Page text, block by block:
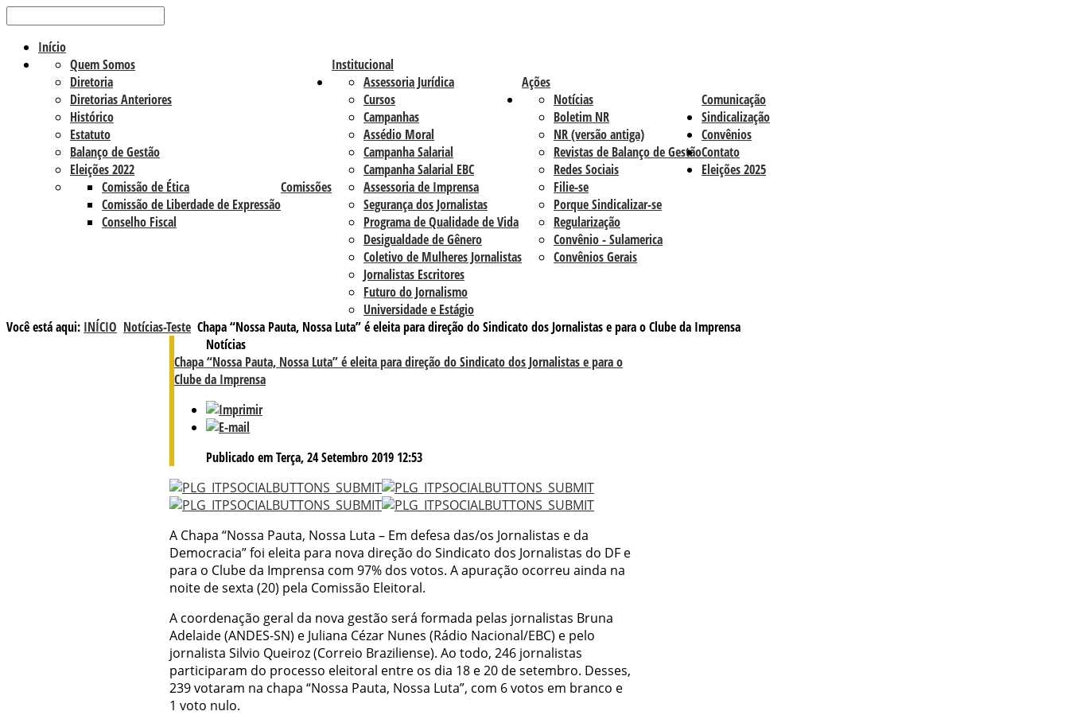
Início
Institucional
Quem Somos
Diretoria
Diretorias Anteriores
Histórico
Estatuto
Balanço de Gestão
Eleições 2022
Comissões
Comissão de Ética
Comissão de Liberdade de Expressão
Conselho Fiscal
Ações
Assessoria Jurídica
Cursos
Campanhas
Assédio Moral
Campanha Salarial
Campanha Salarial EBC
Assessoria de Imprensa
Segurança dos Jornalistas
Programa de Qualidade de Vida
Desigualdade de Gênero
Coletivo de Mulheres Jornalistas
Jornalistas Escritores
Futuro do Jornalismo
Universidade e Estágio
Comunicação
Notícias
Boletim NR
NR (versão antiga)
Revistas de Balanço de Gestão
Redes Sociais
Sindicalização
Filie-se
Porque Sindicalizar-se
Regularização
Convênios
Convênio - Sulamerica
Convênios Gerais
Contato
Eleições 2025
Você está aqui: INÍCIO Notícias-Teste Chapa “Nossa Pauta, Nossa Luta” é eleita para direção do Sindicato dos Jornalistas e para o Clube da Imprensa
Notícias
Chapa “Nossa Pauta, Nossa Luta” é eleita para direção do Sindicato dos Jornalistas e para o
Clube da Imprensa
Publicado em Terça, 24 Setembro 2019 12:53
A Chapa “Nossa Pauta, Nossa Luta – Em defesa das/os Jornalistas e da
Democracia” foi eleita para nova direção do Sindicato dos Jornalistas do DF e
para o Clube da Imprensa com 97% dos votos. A apuração ocorreu ainda na
noite de sexta (20) pela Comissão Eleitoral.
A coordenação geral da nova gestão será formada pelas jornalistas Bruna
Adelaide (ANDES-SN) e Juliana Cézar Nunes (Rádio Nacional/EBC) e pelo
jornalista Silvio Queiroz (Correio Braziliense). Ao todo, 246 jornalistas
participaram do processo eleitoral entre os dia 18 e 20 de setembro. Desses,
239 votaram na chapa “Nossa Pauta, Nossa Luta”, com 6 votos em branco e
1 voto nulo.